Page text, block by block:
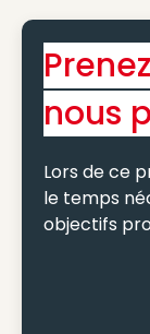
nous
Lors de ce
le temps
objectifs